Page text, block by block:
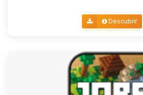
Descubrir